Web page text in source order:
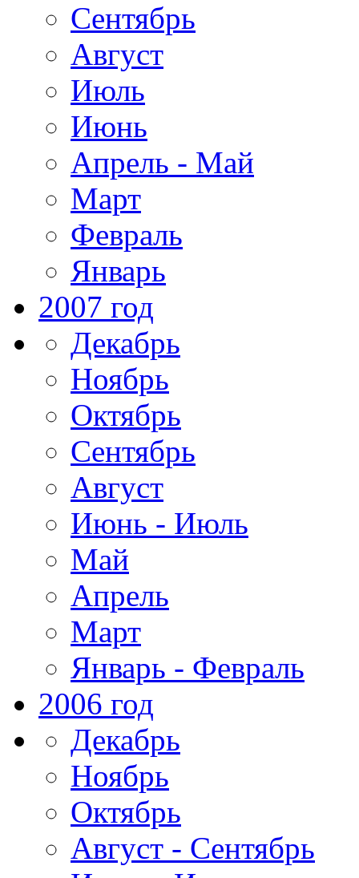
Сентябрь
Август
Июль
Июнь
Апрель - Май
Март
Февраль
Январь
2007 год
Декабрь
Ноябрь
Октябрь
Сентябрь
Август
Июнь - Июль
Май
Апрель
Март
Январь - Февраль
2006 год
Декабрь
Ноябрь
Октябрь
Август - Сентябрь